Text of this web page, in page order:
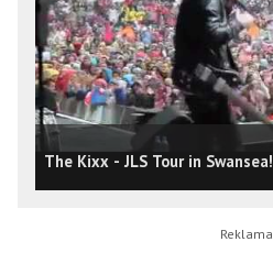
The Kixx - JLS Tour in Swansea!